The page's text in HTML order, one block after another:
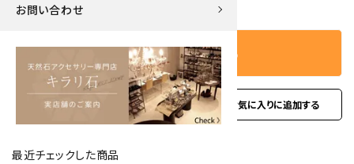
お問い合わせ
最近チェックした商品
カートに入れる
お問い合わせ favorite
型番: am-13